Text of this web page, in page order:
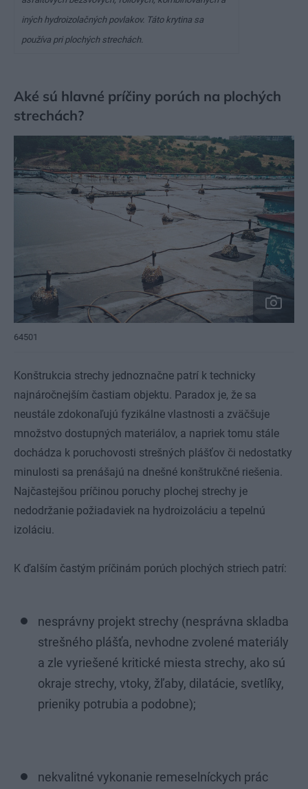
iných hydroizolačných povlakov. Táto krytina sa
používa pri plochých strechách.
Aké sú hlavné príčiny porúch na plochých
strechách?
64501
Konštrukcia strechy jednoznačne patrí k technicky
najnáročnejším častiam objektu. Paradox je, že sa
neustále zdokonaľujú fyzikálne vlastnosti a zväčšuje
množstvo dostupných materiálov, a napriek tomu stále
dochádza k poruchovosti strešných plášťov či nedostatky
minulosti sa prenášajú na dnešné konštrukčné riešenia.
Najčastejšou príčinou poruchy plochej strechy je
nedodržanie požiadaviek na hydroizoláciu a tepelnú
izoláciu.
K ďalším častým príčinám porúch plochých striech patrí:
nesprávny projekt strechy (nesprávna skladba
strešného plášťa, nevhodne zvolené materiály
a zle vyriešené kritické miesta strechy, ako sú
okraje strechy, vtoky, žľaby, dilatácie, svetlíky,
prieniky potrubia a podobne);
nekvalitné vykonanie remeselníckych prác